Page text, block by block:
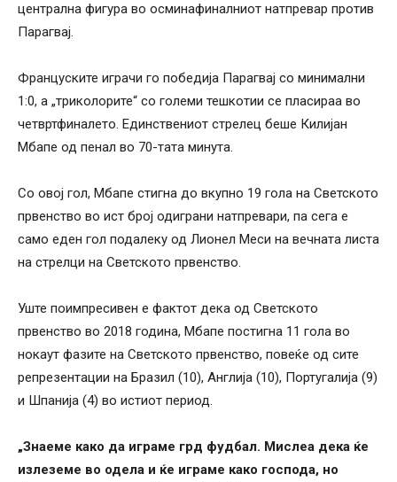
централна фигура во осминафиналниот натпревар против
Парагвај.
Француските играчи го победија Парагвај со минимални
1:0, а „триколорите“ со големи тешкотии се пласираа во
четвртфиналето. Eдинствениот стрелец беше Килијан
Мбапе од пенал во 70-тата минута.
Со овој гол, Мбапе стигна до вкупно 19 гола на Светското
првенство во ист број одиграни натпревари, па сега е
само еден гол подалеку од Лионел Меси на вечната листа
на стрелци на Светското првенство.
Уште поимпресивен е фактот дека од Светското
првенство во 2018 година, Мбапе постигна 11 гола во
нокаут фазите на Светското првенство, повеќе од сите
репрезентации на Бразил (10), Англија (10), Португалија (9)
и Шпанија (4) во истиот период.
„Знаеме како да играме грд фудбал. Мислеа дека ќе
излеземе во одела и ќе играме како господа, но